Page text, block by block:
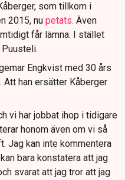
som tillkom i
2015, nu petats. Även
får lämna. I stället
Engkvist med 30 års
Att han ersätter Kåberger
vi har jobbat ihop i tidigare
honom även om vi så
Jag kan inte kommentera
bara konstatera att jag
svarat att jag tror att jag